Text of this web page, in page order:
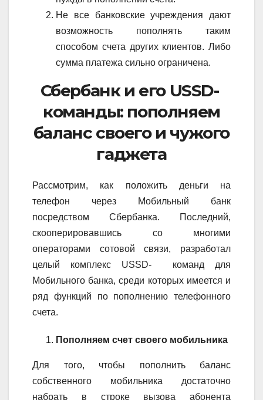
Не все банковские учреждения дают
возможность пополнять таким
способом счета других клиентов. Либо
сумма платежа сильно ограничена.
Сбербанк и его USSD-
команды: пополняем
баланс своего и чужого
гаджета
Рассмотрим, как положить деньги на
телефон через Мобильный банк
посредством Сбербанка. Последний,
скооперировавшись со многими
операторами сотовой связи, разработал
целый комплекс USSD- команд для
Мобильного банка, среди которых имеется и
ряд функций по пополнению телефонного
счета.
Пополняем счет своего мобильника
Для того, чтобы пополнить баланс
собственного мобильника достаточно
набрать в строке вызова абонента